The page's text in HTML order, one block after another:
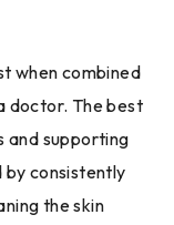
when combined
doctor. The best
and supporting
by consistently
the skin